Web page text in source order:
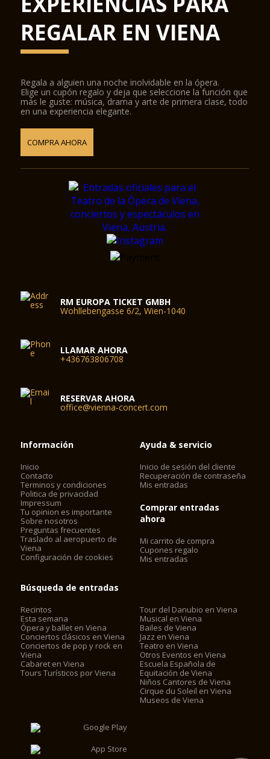
REGALAR EN VIENA
Regala a alguien una noche inolvidable en la ópera.
Elige un cupón regalo y deja que seleccione la función que
más le guste: música, drama y arte de primera clase, todo
en una experiencia elegante.
COMPRA AHORA
RM EUROPA TICKET GMBH
Wohllebengasse 6/2, Wien-1040
LLAMAR AHORA
+436763806708
RESERVAR AHORA
office@vienna-concert.com
Información
Inicio
Contacto
Terminos y condiciones
Politica de privacidad
Impressum
Tu opinion es importante
Sobre nosotros
Preguntas frecuentes
Traslado al aeropuerto de
Viena
Configuración de cookies
Ayuda & servicio
Inicio de sesión del cliente
Recuperación de contraseña
Mis entradas
Comprar entradas
ahora
Mi carrito de compra
Cupones regalo
Mis entradas
Búsqueda de entradas
Recintos
Esta semana
Ópera y ballet en Viena
Conciertos clásicos en Viena
Conciertos de pop y rock en
Viena
Cabaret en Viena
Tours Turísticos por Viena
Tour del Danubio en Viena
Musical en Viena
Bailes de Viena
Jazz en Viena
Teatro en Viena
Otros Eventos en Viena
Escuela Española de
Equitación de Viena
Niños Cantores de Viena
Cirque du Soleil en Viena
Museos de Viena